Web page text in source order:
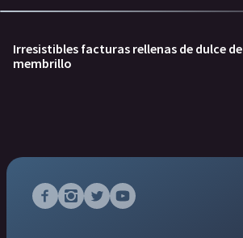
Irresistibles facturas rellenas de dulce de
membrillo